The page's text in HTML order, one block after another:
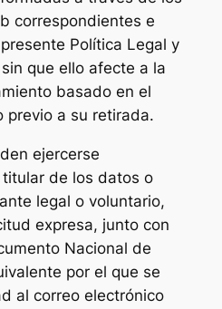
correspondientes e
Política Legal y
que ello afecte a la
basado en el
previo a su retirada.
ejercerse
de los datos o
legal o voluntario,
expresa, junto con
Nacional de
por el que se
al correo electrónico